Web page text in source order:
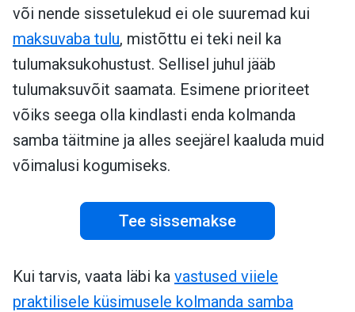
või nende sissetulekud ei ole suuremad kui
maksuvaba tulu, mistõttu ei teki neil ka
tulumaksukohustust. Sellisel juhul jääb
tulumaksuvõit saamata. Esimene prioriteet
võiks seega olla kindlasti enda kolmanda
samba täitmine ja alles seejärel kaaluda muid
võimalusi kogumiseks.
Tee sissemakse
Kui tarvis, vaata läbi ka vastused viiele
praktilisele küsimusele kolmanda samba